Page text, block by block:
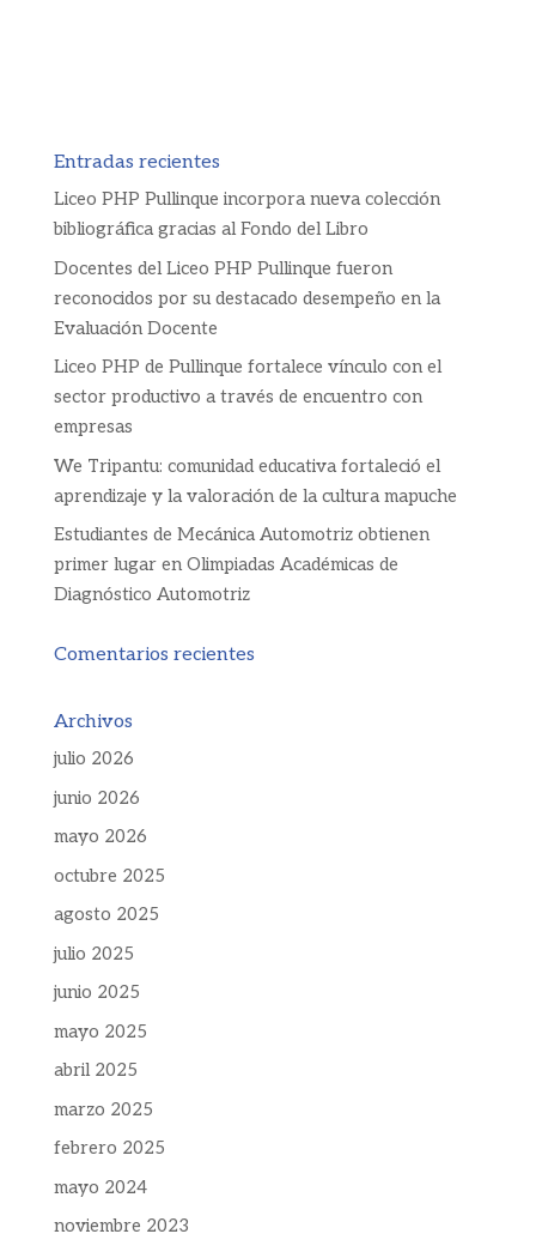
Entradas recientes
Liceo PHP Pullinque incorpora nueva colección
bibliográfica gracias al Fondo del Libro
Docentes del Liceo PHP Pullinque fueron
reconocidos por su destacado desempeño en la
Evaluación Docente
Liceo PHP de Pullinque fortalece vínculo con el
sector productivo a través de encuentro con
empresas
We Tripantu: comunidad educativa fortaleció el
aprendizaje y la valoración de la cultura mapuche
Estudiantes de Mecánica Automotriz obtienen
primer lugar en Olimpiadas Académicas de
Diagnóstico Automotriz
Comentarios recientes
Archivos
julio 2026
junio 2026
mayo 2026
octubre 2025
agosto 2025
julio 2025
junio 2025
mayo 2025
abril 2025
marzo 2025
febrero 2025
mayo 2024
noviembre 2023